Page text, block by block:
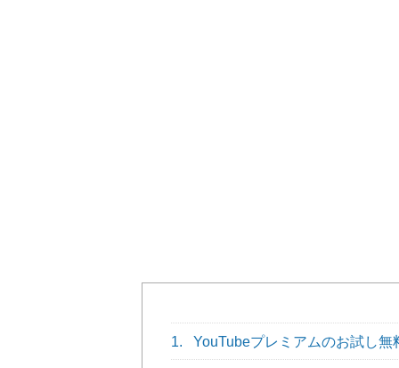
1. YouTubeプレミアムのお試し無